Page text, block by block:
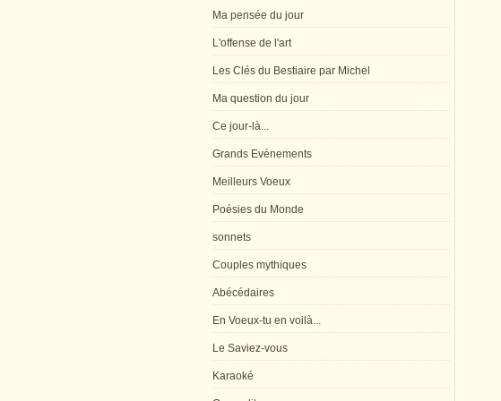
Ma pensée du jour
L'offense de l'art
Les Clés du Bestiaire par Michel
Ma question du jour
Ce jour-là...
Grands Evénements
Meilleurs Voeux
Poésies du Monde
sonnets
Couples mythiques
Abécédaires
En Voeux-tu en voilà...
Le Saviez-vous
Karaoké